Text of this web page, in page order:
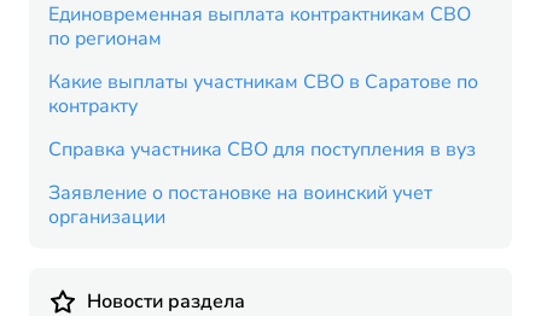
Единовременная выплата контрактникам СВО
по регионам
Какие выплаты участникам СВО в Саратове по
контракту
Справка участника СВО для поступления в вуз
Заявление о постановке на воинский учет
организации
Новости раздела